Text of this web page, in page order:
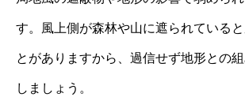
す。風上側が森林や山に遮られている
とがありますから、過信せず地形との
しましょう。